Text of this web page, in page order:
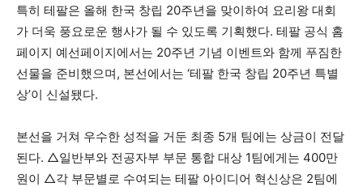
특히 테팔은 올해 한국 창립 20주년을 맞이하여 요리왕 대회
가 더욱 풍요로운 행사가 될 수 있도록 기획했다. 테팔 공식 홈
페이지 예선페이지에서는 20주년 기념 이벤트와 함께 푸짐한
선물을 준비했으며, 본선에서는 ‘테팔 한국 창립 20주년 특별
상’이 신설됐다.
본선을 거쳐 우수한 성적을 거둔 최종 5개 팀에는 상금이 전달
된다. △일반부와 전공자부 부문 통합 대상 1팀에게는 400만
원이 △각 부문별로 수여되는 테팔 아이디어 혁신상은 2팀에